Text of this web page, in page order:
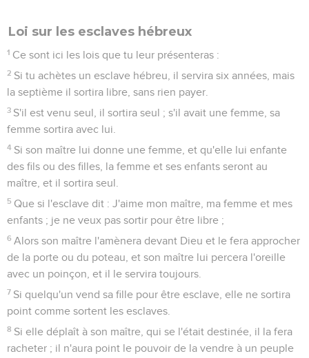
Loi sur les esclaves hébreux
1 Ce sont ici les lois que tu leur présenteras :
2 Si tu achètes un esclave hébreu, il servira six années, mais
la septième il sortira libre, sans rien payer.
3 S'il est venu seul, il sortira seul ; s'il avait une femme, sa
femme sortira avec lui.
4 Si son maître lui donne une femme, et qu'elle lui enfante
des fils ou des filles, la femme et ses enfants seront au
maître, et il sortira seul.
5 Que si l'esclave dit : J'aime mon maître, ma femme et mes
enfants ; je ne veux pas sortir pour être libre ;
6 Alors son maître l'amènera devant Dieu et le fera approcher
de la porte ou du poteau, et son maître lui percera l'oreille
avec un poinçon, et il le servira toujours.
7 Si quelqu'un vend sa fille pour être esclave, elle ne sortira
point comme sortent les esclaves.
8 Si elle déplaît à son maître, qui se l'était destinée, il la fera
racheter ; il n'aura point le pouvoir de la vendre à un peuple